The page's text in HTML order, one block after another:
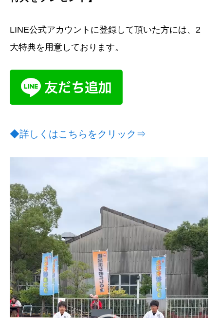
LINE公式アカウントに登録して頂いた方には、2
大特典を用意しております。
◆詳しくはこちらをクリック⇒
レ
ー
ヤ
ー